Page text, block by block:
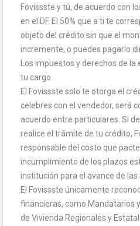
Fovissste y tú, de acuerdo con
en el DF. El 50% que a ti te
objeto del crédito sin que el
incremente, o puedes pagarlo
Los impuestos y derechos de la
tu cargo.
El Fovissste solo te otorga el
celebres con el vendedor, será
acuerdo entre particulares. Si
realice el trámite de tu crédito,
responsable del costo que
incumplimiento de los plazos
institución para el avance de las
El Fovissste únicamente
financieras, como Mandatarios
de Vivienda Regionales y